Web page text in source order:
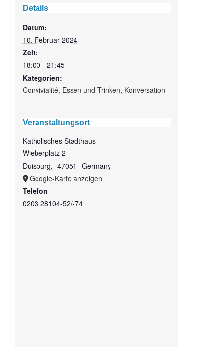
Details
Datum:
10. Februar 2024
Zeit:
18:00 - 21:45
Kategorien:
Convivialité, Essen und Trinken, Konversation
Veranstaltungsort
Katholisches Stadthaus
Wieberplatz 2
Duisburg, 47051
Germany
Google-Karte anzeigen
Telefon
0203 28104-52/-74